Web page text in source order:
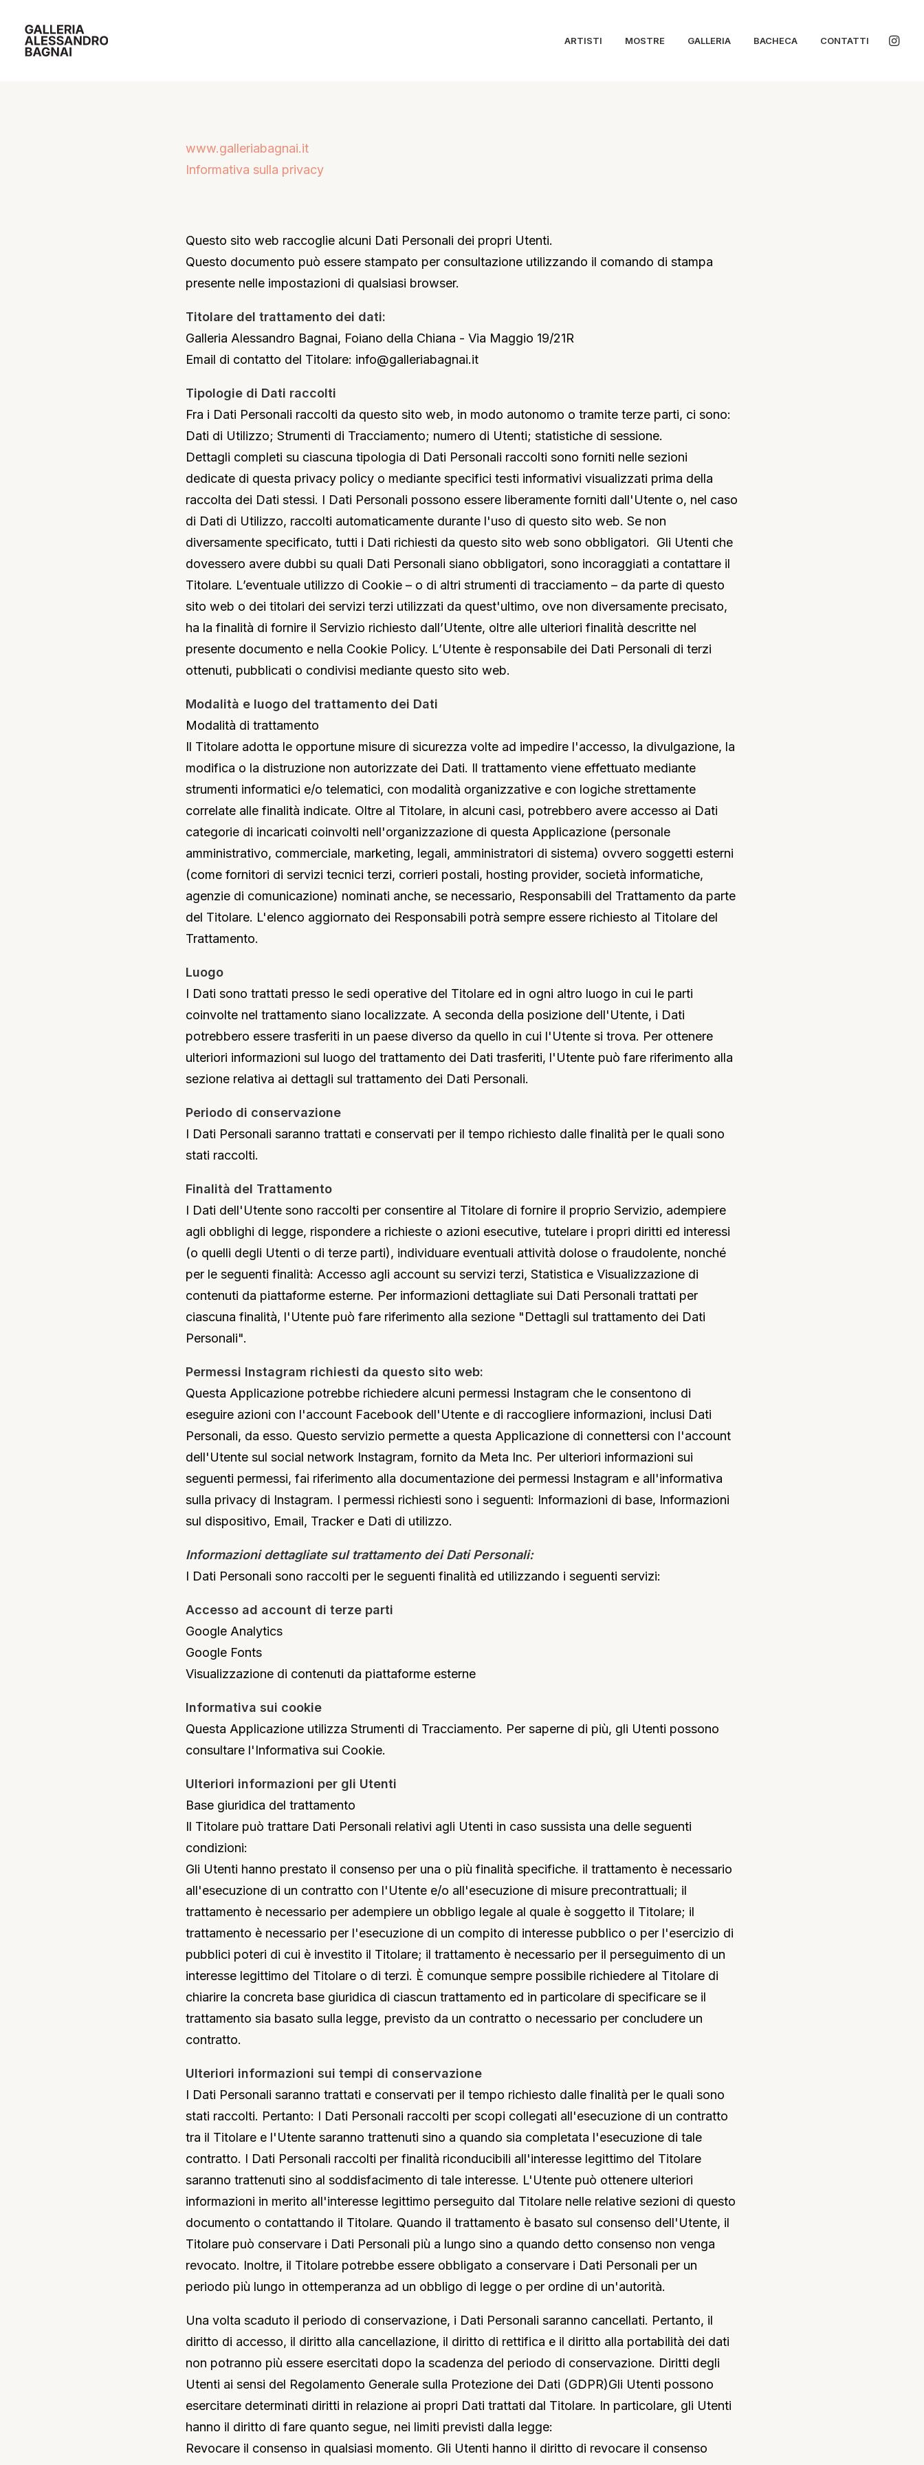
ARTISTI MOSTRE GALLERIA BACHECA CONTATTI
www.galleriabagnai.it
Informativa sulla privacy
Questo sito web raccoglie alcuni Dati Personali dei propri Utenti.
Questo documento può essere stampato per consultazione utilizzando il comando di stampa
presente nelle impostazioni di qualsiasi browser.
Titolare del trattamento dei dati:
Galleria Alessandro Bagnai, Foiano della Chiana - Via Maggio 19/21R
Email di contatto del Titolare: info@galleriabagnai.it
Tipologie di Dati raccolti
Fra i Dati Personali raccolti da questo sito web, in modo autonomo o tramite terze parti, ci sono:
Dati di Utilizzo; Strumenti di Tracciamento; numero di Utenti; statistiche di sessione.
Dettagli completi su ciascuna tipologia di Dati Personali raccolti sono forniti nelle sezioni
dedicate di questa privacy policy o mediante specifici testi informativi visualizzati prima della
raccolta dei Dati stessi. I Dati Personali possono essere liberamente forniti dall'Utente o, nel caso
di Dati di Utilizzo, raccolti automaticamente durante l'uso di questo sito web. Se non
diversamente specificato, tutti i Dati richiesti da questo sito web sono obbligatori. Gli Utenti che
dovessero avere dubbi su quali Dati Personali siano obbligatori, sono incoraggiati a contattare il
Titolare. L’eventuale utilizzo di Cookie – o di altri strumenti di tracciamento – da parte di questo
sito web o dei titolari dei servizi terzi utilizzati da quest'ultimo, ove non diversamente precisato,
ha la finalità di fornire il Servizio richiesto dall’Utente, oltre alle ulteriori finalità descritte nel
presente documento e nella Cookie Policy. L’Utente è responsabile dei Dati Personali di terzi
ottenuti, pubblicati o condivisi mediante questo sito web.
Modalità e luogo del trattamento dei Dati
Modalità di trattamento
Il Titolare adotta le opportune misure di sicurezza volte ad impedire l'accesso, la divulgazione, la
modifica o la distruzione non autorizzate dei Dati. Il trattamento viene effettuato mediante
strumenti informatici e/o telematici, con modalità organizzative e con logiche strettamente
correlate alle finalità indicate. Oltre al Titolare, in alcuni casi, potrebbero avere accesso ai Dati
categorie di incaricati coinvolti nell'organizzazione di questa Applicazione (personale
amministrativo, commerciale, marketing, legali, amministratori di sistema) ovvero soggetti esterni
(come fornitori di servizi tecnici terzi, corrieri postali, hosting provider, società informatiche,
agenzie di comunicazione) nominati anche, se necessario, Responsabili del Trattamento da parte
del Titolare. L'elenco aggiornato dei Responsabili potrà sempre essere richiesto al Titolare del
Trattamento.
Luogo
I Dati sono trattati presso le sedi operative del Titolare ed in ogni altro luogo in cui le parti
coinvolte nel trattamento siano localizzate. A seconda della posizione dell'Utente, i Dati
potrebbero essere trasferiti in un paese diverso da quello in cui l'Utente si trova. Per ottenere
ulteriori informazioni sul luogo del trattamento dei Dati trasferiti, l'Utente può fare riferimento alla
sezione relativa ai dettagli sul trattamento dei Dati Personali.
Periodo di conservazione
I Dati Personali saranno trattati e conservati per il tempo richiesto dalle finalità per le quali sono
stati raccolti.
Finalità del Trattamento
I Dati dell'Utente sono raccolti per consentire al Titolare di fornire il proprio Servizio, adempiere
agli obblighi di legge, rispondere a richieste o azioni esecutive, tutelare i propri diritti ed interessi
(o quelli degli Utenti o di terze parti), individuare eventuali attività dolose o fraudolente, nonché
per le seguenti finalità: Accesso agli account su servizi terzi, Statistica e Visualizzazione di
contenuti da piattaforme esterne. Per informazioni dettagliate sui Dati Personali trattati per
ciascuna finalità, l'Utente può fare riferimento alla sezione "Dettagli sul trattamento dei Dati
Personali".
Permessi Instagram richiesti da questo sito web:
Questa Applicazione potrebbe richiedere alcuni permessi Instagram che le consentono di
eseguire azioni con l'account Facebook dell'Utente e di raccogliere informazioni, inclusi Dati
Personali, da esso. Questo servizio permette a questa Applicazione di connettersi con l'account
dell'Utente sul social network Instagram, fornito da Meta Inc. Per ulteriori informazioni sui
seguenti permessi, fai riferimento alla documentazione dei permessi Instagram e all'informativa
sulla privacy di Instagram. I permessi richiesti sono i seguenti: Informazioni di base, Informazioni
sul dispositivo, Email, Tracker e Dati di utilizzo.
Informazioni dettagliate sul trattamento dei Dati Personali:
I Dati Personali sono raccolti per le seguenti finalità ed utilizzando i seguenti servizi:
Accesso ad account di terze parti
Google Analytics
Google Fonts
Visualizzazione di contenuti da piattaforme esterne
Informativa sui cookie
Questa Applicazione utilizza Strumenti di Tracciamento. Per saperne di più, gli Utenti possono
consultare l'Informativa sui Cookie.
Ulteriori informazioni per gli Utenti
Base giuridica del trattamento
Il Titolare può trattare Dati Personali relativi agli Utenti in caso sussista una delle seguenti
condizioni:
Gli Utenti hanno prestato il consenso per una o più finalità specifiche. il trattamento è necessario
all'esecuzione di un contratto con l'Utente e/o all'esecuzione di misure precontrattuali; il
trattamento è necessario per adempiere un obbligo legale al quale è soggetto il Titolare; il
trattamento è necessario per l'esecuzione di un compito di interesse pubblico o per l'esercizio di
pubblici poteri di cui è investito il Titolare; il trattamento è necessario per il perseguimento di un
interesse legittimo del Titolare o di terzi. È comunque sempre possibile richiedere al Titolare di
chiarire la concreta base giuridica di ciascun trattamento ed in particolare di specificare se il
trattamento sia basato sulla legge, previsto da un contratto o necessario per concludere un
contratto.
Ulteriori informazioni sui tempi di conservazione
I Dati Personali saranno trattati e conservati per il tempo richiesto dalle finalità per le quali sono
stati raccolti. Pertanto: I Dati Personali raccolti per scopi collegati all'esecuzione di un contratto
tra il Titolare e l'Utente saranno trattenuti sino a quando sia completata l'esecuzione di tale
contratto. I Dati Personali raccolti per finalità riconducibili all'interesse legittimo del Titolare
saranno trattenuti sino al soddisfacimento di tale interesse. L'Utente può ottenere ulteriori
informazioni in merito all'interesse legittimo perseguito dal Titolare nelle relative sezioni di questo
documento o contattando il Titolare. Quando il trattamento è basato sul consenso dell'Utente, il
Titolare può conservare i Dati Personali più a lungo sino a quando detto consenso non venga
revocato. Inoltre, il Titolare potrebbe essere obbligato a conservare i Dati Personali per un
periodo più lungo in ottemperanza ad un obbligo di legge o per ordine di un'autorità.
Una volta scaduto il periodo di conservazione, i Dati Personali saranno cancellati. Pertanto, il
diritto di accesso, il diritto alla cancellazione, il diritto di rettifica e il diritto alla portabilità dei dati
non potranno più essere esercitati dopo la scadenza del periodo di conservazione. Diritti degli
Utenti ai sensi del Regolamento Generale sulla Protezione dei Dati (GDPR)Gli Utenti possono
esercitare determinati diritti in relazione ai propri Dati trattati dal Titolare. In particolare, gli Utenti
hanno il diritto di fare quanto segue, nei limiti previsti dalla legge:
Revocare il consenso in qualsiasi momento. Gli Utenti hanno il diritto di revocare il consenso